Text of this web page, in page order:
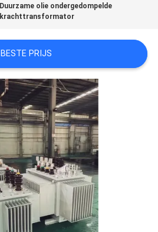
Duurzame olie ondergedompelde
krachttransformator
BESTE PRIJS